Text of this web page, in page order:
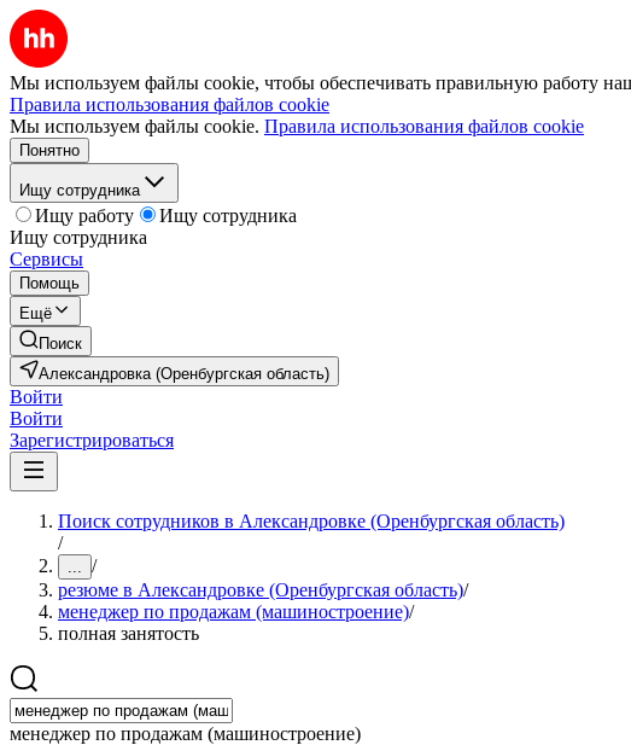
Мы используем файлы cookie, чтобы обеспечивать правильную работу
Правила использования файлов cookie
Мы используем файлы cookie. Правила использования файлов cookie
Понятно
Ищу сотрудника
Ищу работу
Ищу сотрудника
Ищу сотрудника
Сервисы
Помощь
Ещё
Поиск
Александровка (Оренбургская область)
Войти
Войти
Зарегистрироваться
Поиск сотрудников в Александровке (Оренбургская область)
/
... /
резюме в Александровке (Оренбургская область)/
менеджер по продажам (машиностроение)/
полная занятость
менеджер по продажам (машиностроение)